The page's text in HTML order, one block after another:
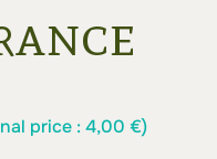
price :4,00 €)